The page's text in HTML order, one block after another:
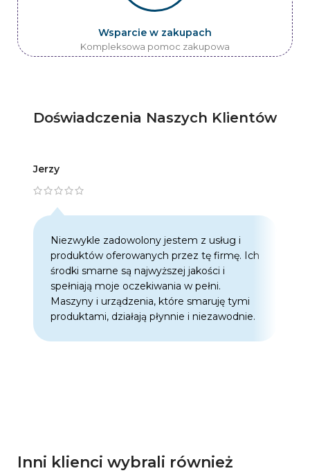
Wsparcie w zakupach
Kompleksowa pomoc zakupowa
Doświadczenia Naszych Klientów
Jerzy
Niezwykle zadowolony jestem z usług i
produktów oferowanych przez tę firmę. Ich
środki smarne są najwyższej jakości i
spełniają moje oczekiwania w pełni.
Maszyny i urządzenia, które smaruję tymi
produktami, działają płynnie i niezawodnie.
Inni klienci wybrali również